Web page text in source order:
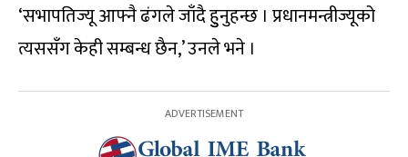
‘सभापतिज्यू आफ्नै ढंगले जाँदै हुुनुहन्छ । प्रधानमन्त्रीज्यूको
त्यससँग केही सम्बन्ध छैन,’ उनले भने ।